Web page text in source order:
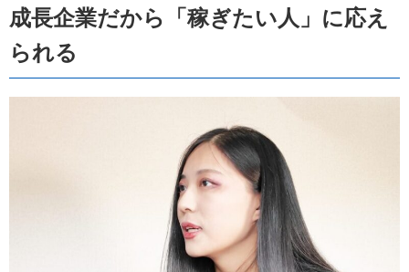
成長企業だから「稼ぎたい人」に応え
られる